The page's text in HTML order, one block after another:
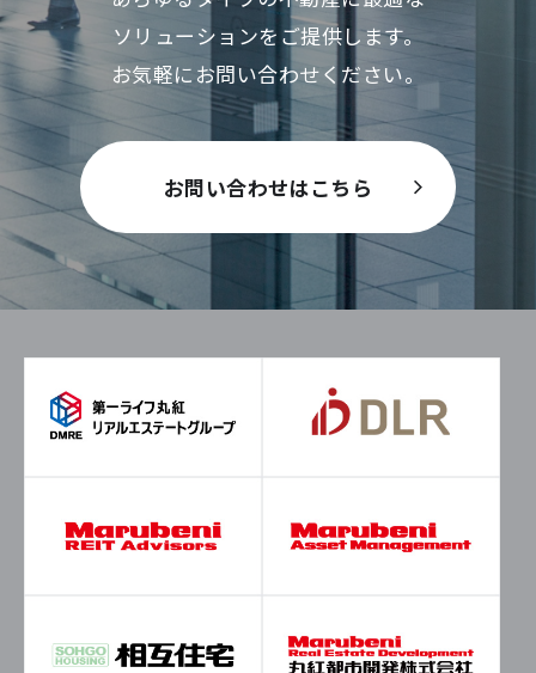
ソリューションをご提供します。
お気軽にお問い合わせください。
お問い合わせはこちら